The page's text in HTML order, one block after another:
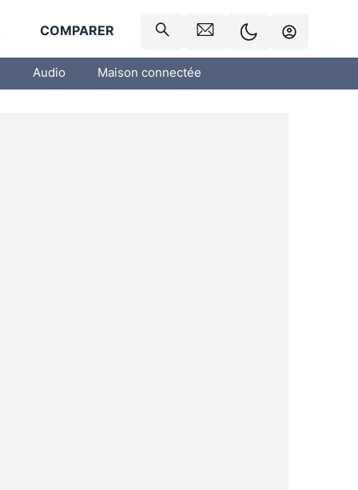
COMPARER
Audio Maison connectée